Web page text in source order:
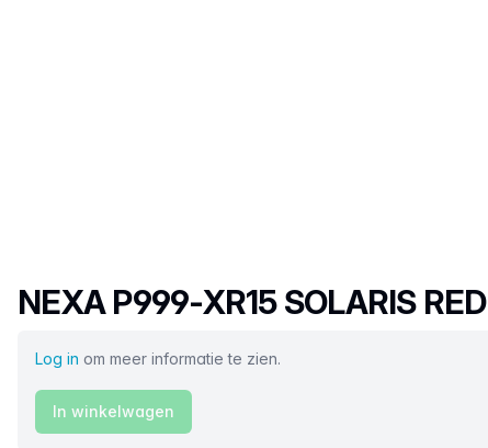
Productnaam
NEXA P999-XR15 SOLARIS RED
Log in om meer informatie te zien.
In winkelwagen